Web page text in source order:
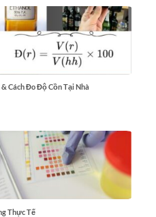
Cách Đo Độ Cồn Tại Nhà
Thực Tế